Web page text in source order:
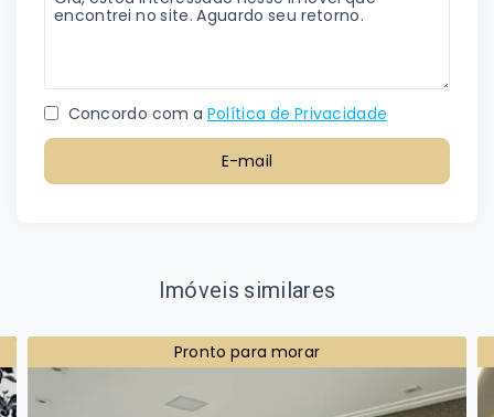
Concordo com a Política de Privacidade
E-mail
Imóveis similares
Pronto para morar